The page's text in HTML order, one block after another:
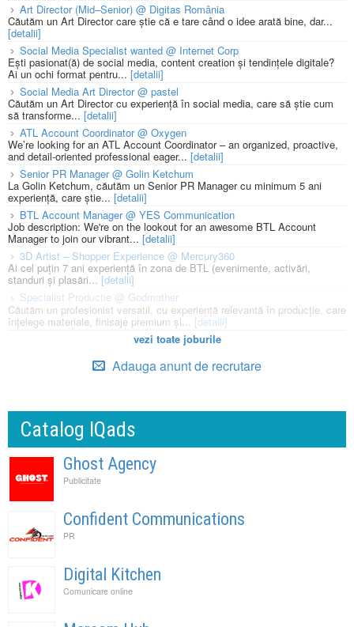
Art Director (Mid–Senior) @ Digitas România
Căutăm un Art Director care știe că e tare când o idee arată bine, dar...
[detalii]
Social Media Specialist wanted @ Internet Corp
Ești pasionat(ă) de social media, content creation și tendințele digitale?
Ai un ochi format pentru... [detalii]
Social Media Art Director @ pastel
Căutăm un Art Director cu experiență în social media, care să știe cum
să transforme... [detalii]
ATL Account Coordinator @ Oxygen
We’re looking for an ATL Account Coordinator – an organized, proactive,
and detail-oriented professional eager... [detalii]
Senior PR Manager @ Golin Ketchum
La Golin Ketchum, căutăm un Senior PR Manager cu minimum 5 ani
experiență, care știe... [detalii]
BTL Account Manager @ YES Communication
Job description: We're on the lookout for an awesome BTL Account
Manager to join our vibrant... [detalii]
3D Artist – Shopper Experience @ Mercury360
Ai cel puțin 7 ani experiență în zona de BTL (evenimente, activări,
standuri și plasări... [detalii]
Specialist Productie @ Godmother
Căutăm un profesionist versatil, cu experiență relevantă în producție, care
înțelege materiale, finisaje premium și... [detalii]
vezi toate joburile
Adauga anunt de recrutare
Catalog IQads
Ghost Agency
Publicitate
Confident Communications
PR
Digital Kitchen
Comunicare online